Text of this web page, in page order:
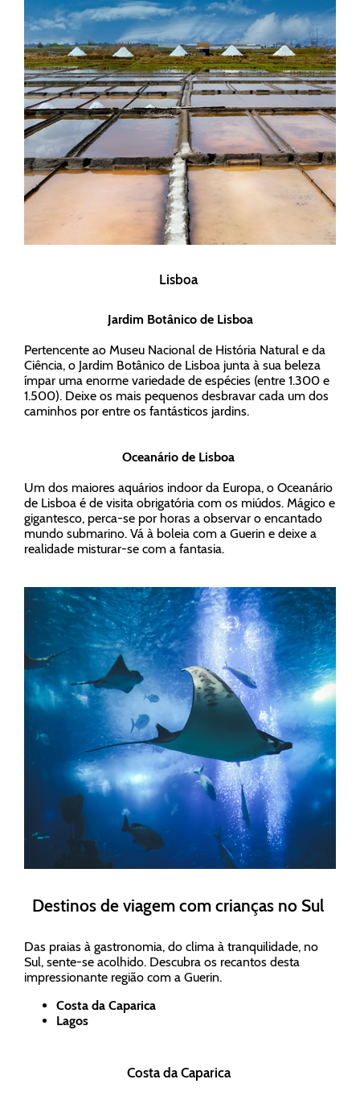
Lisboa
Jardim Botânico de Lisboa
Pertencente ao Museu Nacional de História Natural e da
Ciência, o Jardim Botânico de Lisboa junta à sua beleza
ímpar uma enorme variedade de espécies (entre 1.300 e
1.500). Deixe os mais pequenos desbravar cada um dos
caminhos por entre os fantásticos jardins.
Oceanário de Lisboa
Um dos maiores aquários indoor da Europa, o Oceanário
de Lisboa é de visita obrigatória com os miúdos. Mágico e
gigantesco, perca-se por horas a observar o encantado
mundo submarino. Vá à boleia com a Guerin e deixe a
realidade misturar-se com a fantasia.
Destinos de viagem com crianças no Sul
Das praias à gastronomia, do clima à tranquilidade, no
Sul, sente-se acolhido. Descubra os recantos desta
impressionante região com a Guerin.
Costa da Caparica
Lagos
Costa da Caparica